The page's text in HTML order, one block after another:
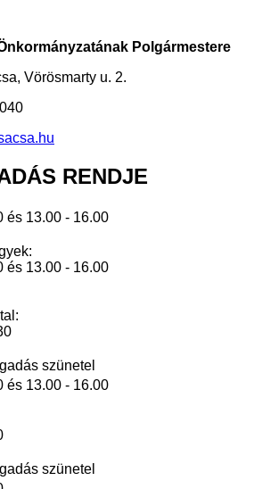
Polgármestere
Vörösmarty u. 2.
RENDJE
és 13.00 - 16.00
és 13.00 - 16.00
szünetel
és 13.00 - 16.00
szünetel